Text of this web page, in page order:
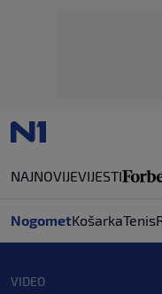
NAJNOVIJEVIJESTI
NogometKošarkaTenis
VIDEO